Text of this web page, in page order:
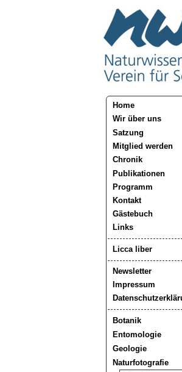
Home
Wir über uns
Satzung
Mitglied werden
Chronik
Publikationen
Programm
Kontakt
Gästebuch
Links
Licca liber
Newsletter
Impressum
Botanik
Entomologie
Geologie
Naturfotografie